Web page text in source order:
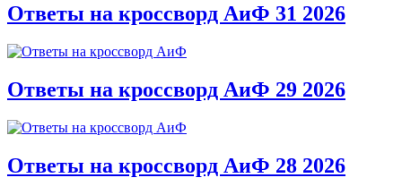
Ответы на кроссворд АиФ 31 2026
Ответы на кроссворд АиФ 29 2026
Ответы на кроссворд АиФ 28 2026